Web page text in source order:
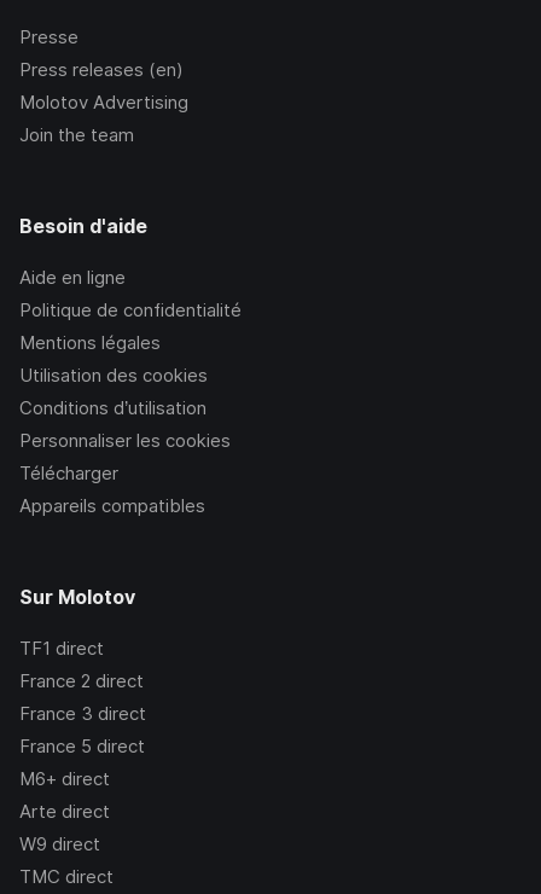
Presse
Press releases (en)
Molotov Advertising
Join the team
Besoin d'aide
Aide en ligne
Politique de confidentialité
Mentions légales
Utilisation des cookies
Conditions d’utilisation
Personnaliser les cookies
Télécharger
Appareils compatibles
Sur Molotov
TF1 direct
France 2 direct
France 3 direct
France 5 direct
M6+ direct
Arte direct
W9 direct
TMC direct